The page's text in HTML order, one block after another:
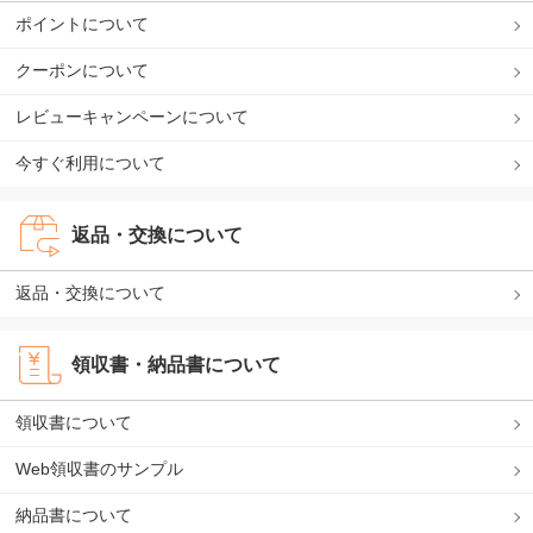
ポイントについて
クーポンについて
レビューキャンペーンについて
今すぐ利用について
返品・交換について
返品・交換について
領収書・納品書について
領収書について
Web領収書のサンプル
納品書について